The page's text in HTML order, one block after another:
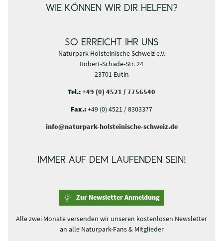
WIE KÖNNEN WIR DIR HELFEN?
SO ERREICHT IHR UNS
Naturpark Holsteinische Schweiz e.V.
Robert-Schade-Str. 24
23701 Eutin
Tel.:+49 (0) 4521 / 7756540
Fax.:+49 (0) 4521 / 8303377
info@naturpark-holsteinische-schweiz.de
IMMER AUF DEM LAUFENDEN SEIN!
Zur Newsletter Anmeldung
Alle zwei Monate versenden wir unseren kostenlosen Newsletter
an alle Naturpark-Fans & Mitglieder